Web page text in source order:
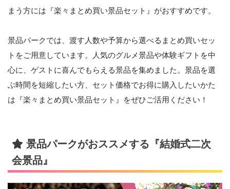
まう方には『楽々まとめ買い景品セット』がおすすめです。
景品パークでは、渡す人数や予算から選べるまとめ買いセッ
トをご用意しています。人気のグルメ景品や体験ギフトを中
心に、ゲストに喜んでもらえる景品を集めました。景品を選
ぶ時間を短縮したい方、セット価格でお得に購入したいかた
は『楽々まとめ買い景品セット』をぜひご活用ください！
景品パークがおススメする『結婚式二次
会景品』